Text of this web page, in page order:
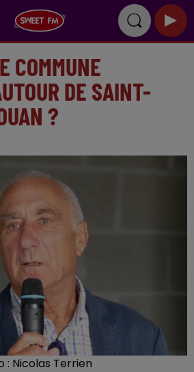
COMMUNE
DE SAINT-
?
: Nicolas Terrien